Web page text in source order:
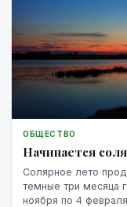
ОБЩЕСТВО
Начинается
Солярное лето
темные три месяца
ноября по 4